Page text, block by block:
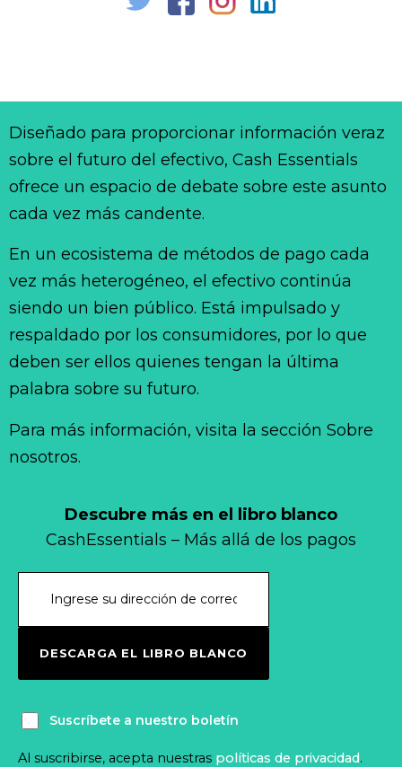
Descubre más en el libro blanco
CashEssentials – Más allá de los pagos
DESCARGA EL LIBRO BLANCO
Suscríbete a nuestro boletín
Al suscribirse, acepta nuestras políticas de privacidad.
Diseñado para proporcionar información veraz
sobre el futuro del efectivo, Cash Essentials
ofrece un espacio de debate sobre este asunto
cada vez más candente.
En un ecosistema de métodos de pago cada
vez más heterogéneo, el efectivo continúa
siendo un bien público. Está impulsado y
respaldado por los consumidores, por lo que
deben ser ellos quienes tengan la última
palabra sobre su futuro.
Para más información, visita la sección Sobre
nosotros.